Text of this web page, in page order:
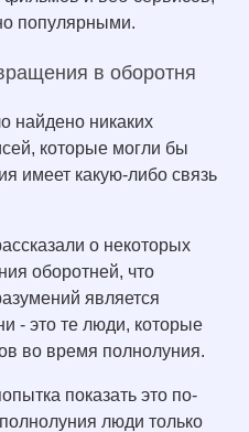
популярными.
в оборотня
найдено никаких
которые могли бы
имеет какую-либо связь
о некоторых
оборотней, что
является
- это те люди, которые
во время полнолуния.
показать это по-
люди только